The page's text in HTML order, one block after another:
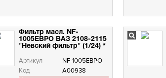
Фильтр масл. NF-
1005ЕВРО ВАЗ 2108-2115
"Невский фильтр" (1/24) *
Артикул
NF-1005ЕВРО
Код
А00938